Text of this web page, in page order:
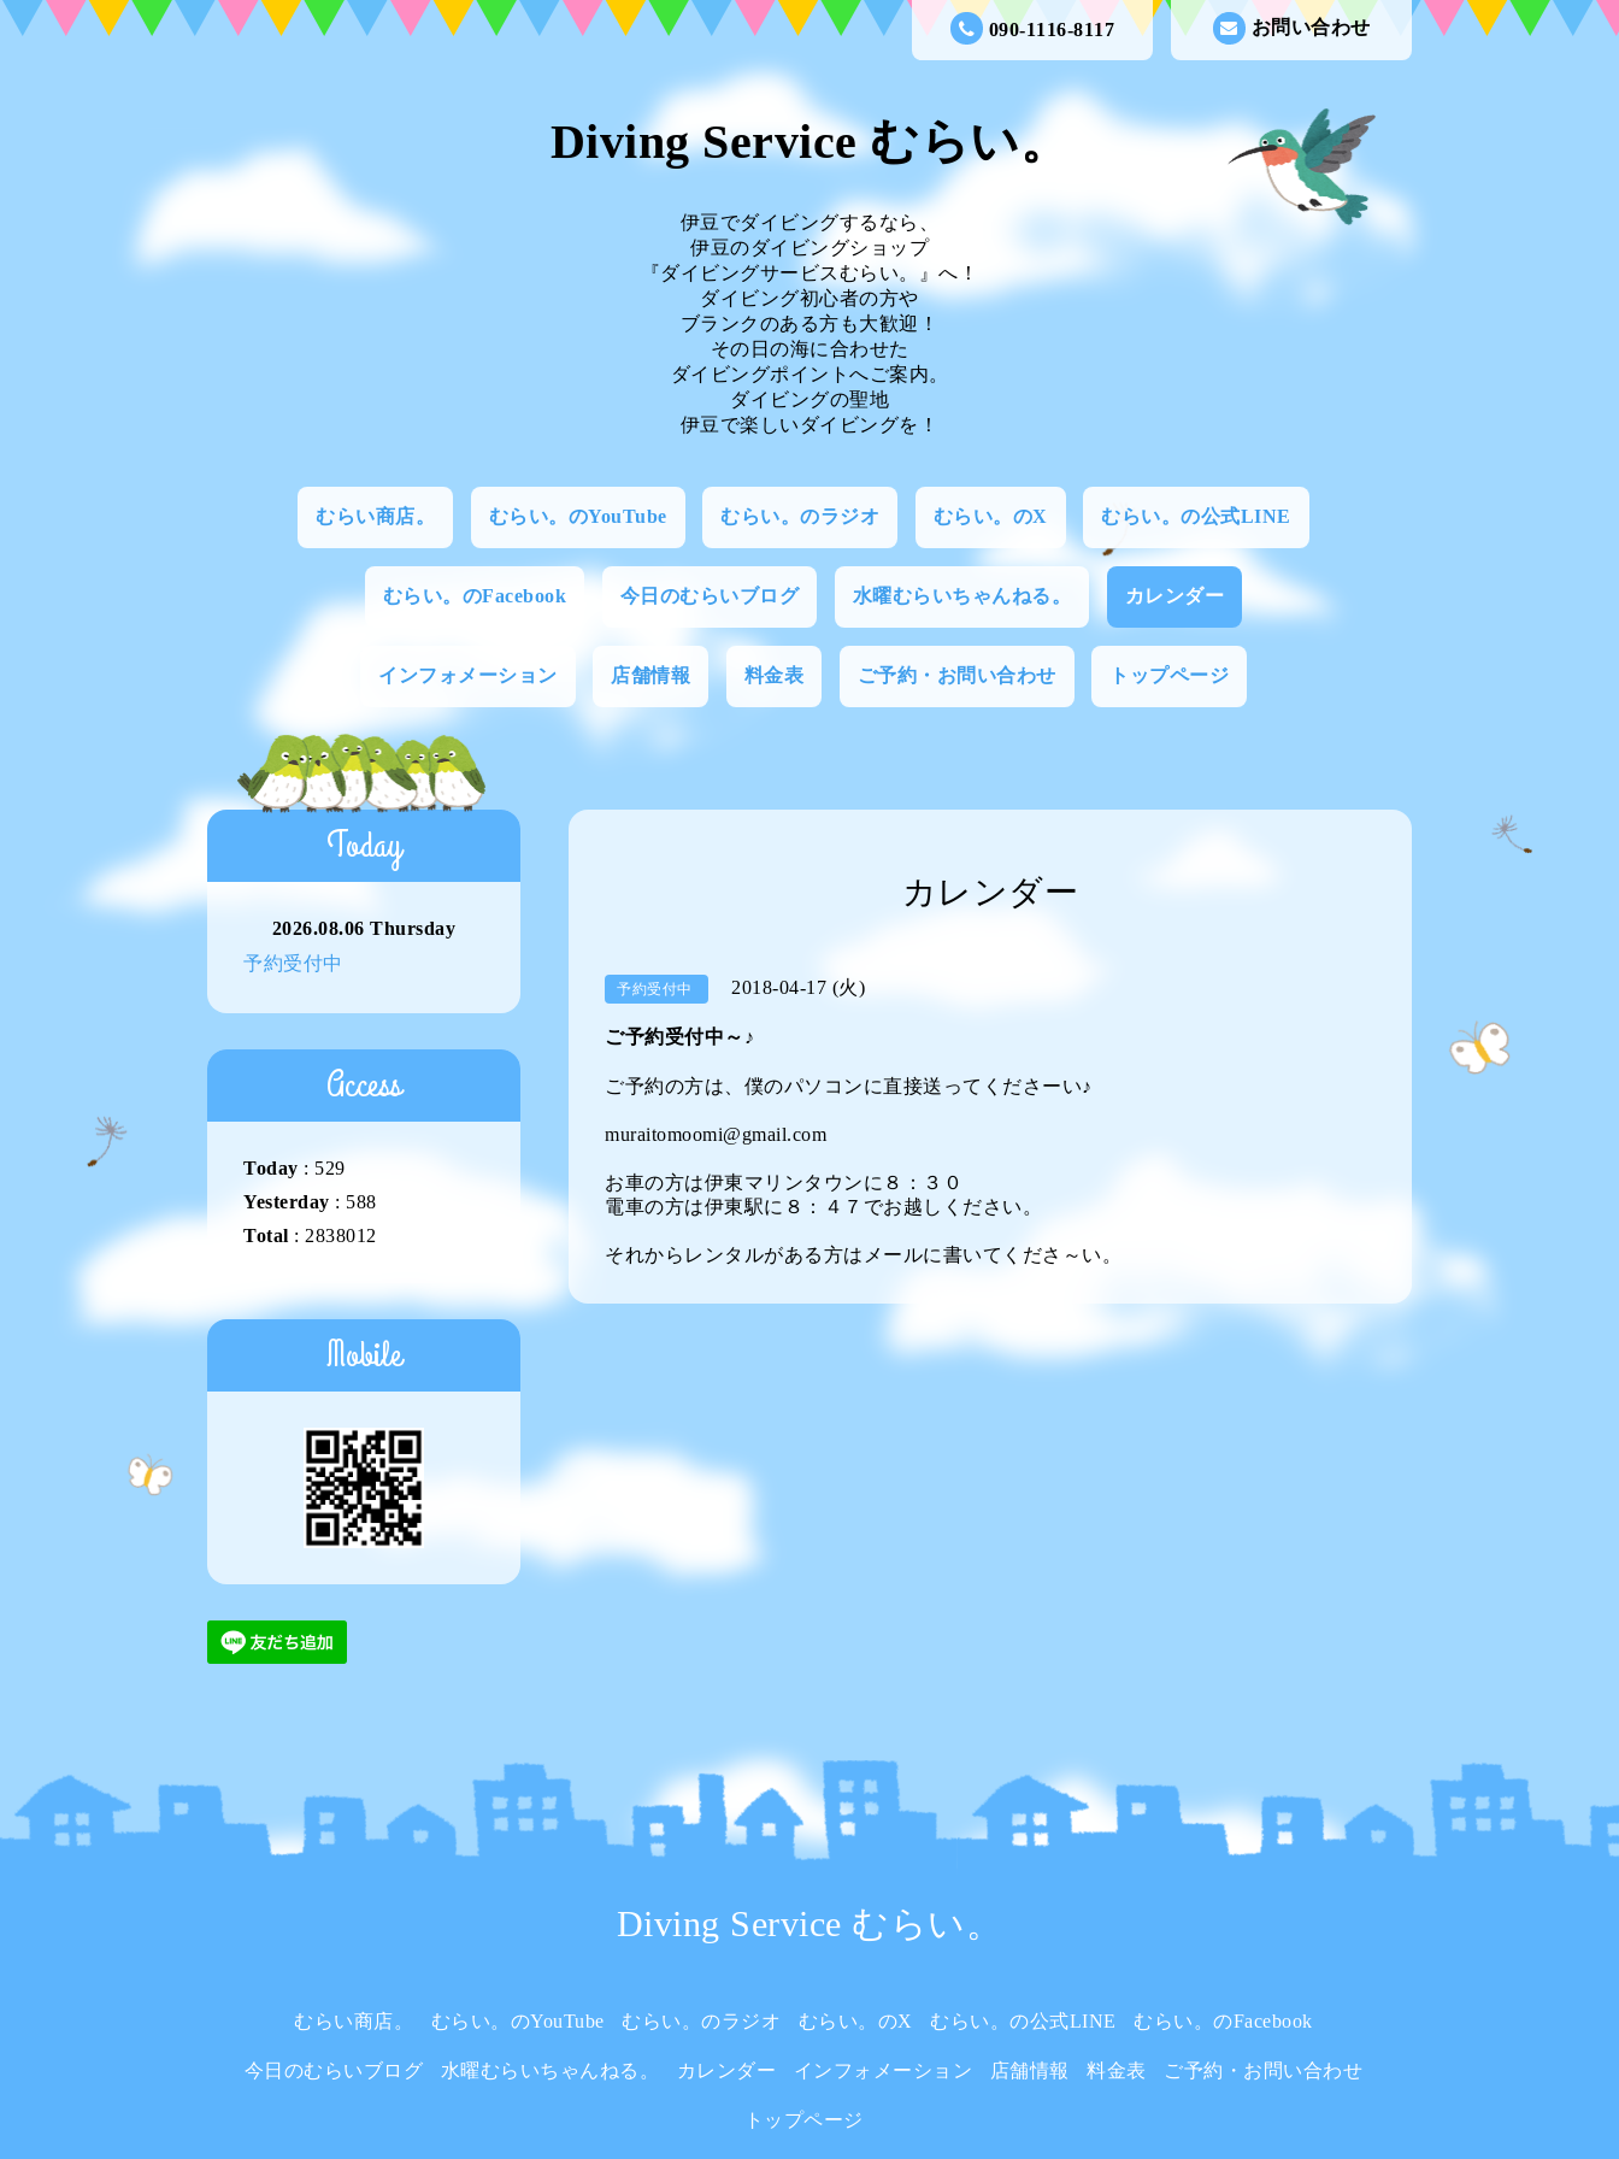
お問い合わせ
090-1116-8117
Diving Service むらい。
伊豆でダイビングするなら、
伊豆のダイビングショップ
『ダイビングサービスむらい。』へ！
ダイビング初心者の方や
ブランクのある方も大歓迎！
その日の海に合わせた
ダイビングポイントへご案内。
ダイビングの聖地
伊豆で楽しいダイビングを！
むらい商店。 むらい。のYouTube むらい。のラジオ むらい。のX むらい。の公式LINE
むらい。のFacebook 今日のむらいブログ 水曜むらいちゃんねる。 カレンダー
インフォメーション 店舗情報 料金表 ご予約・お問い合わせ トップページ
カレンダー
予約受付中 2018-04-17 (火)
ご予約受付中～♪
ご予約の方は、僕のパソコンに直接送ってくださーい♪
muraitomoomi@gmail.com
お車の方は伊東マリンタウンに８：３０
電車の方は伊東駅に８：４７でお越しください。
それからレンタルがある方はメールに書いてくださ～い。
Today
2026.08.06 Thursday
予約受付中
Access
Today : 529
Yesterday : 588
Total : 2838012
Mobile
Diving Service むらい。
むらい商店。 むらい。のYouTube むらい。のラジオ むらい。のX むらい。の公式LINE むらい。のFacebook
今日のむらいブログ 水曜むらいちゃんねる。 カレンダー インフォメーション 店舗情報 料金表 ご予約・お問い合わせ
トップページ